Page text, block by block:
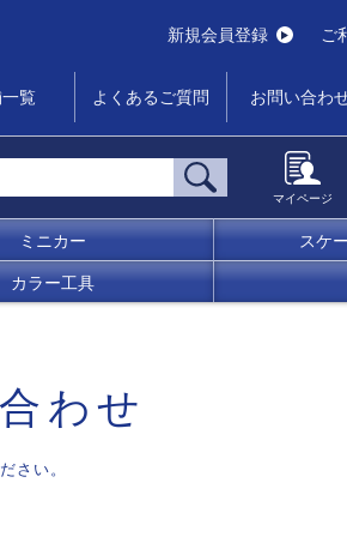
新規会員登録 ご
覧 よくあるご質問 お問い合わ
マイページ
ミニカー スケ
カラー工具
わせ
さい。